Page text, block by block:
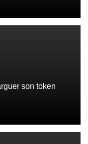
son token